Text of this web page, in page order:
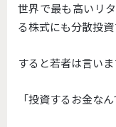
世界で最も高いリ
る株式にも分散投資
すると若者は言いま
「投資するお金なん